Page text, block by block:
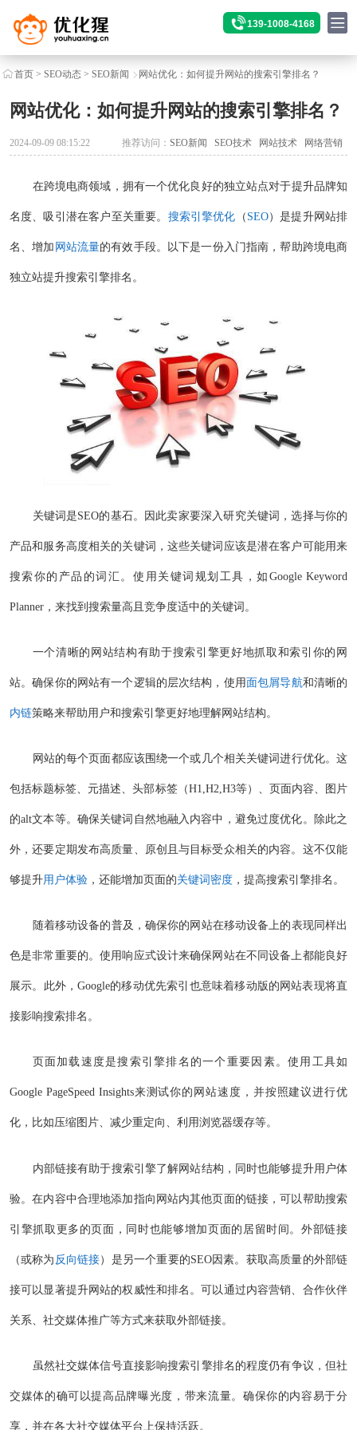
139-1008-4168
首页> SEO动态> SEO新闻 网站优化：如何提升网站的搜索引擎排名？
网站优化：如何提升网站的搜索引擎排名？
2024-09-09 08:15:22 推荐访问：SEO新闻 SEO技术 网站技术 网络营销
在跨境电商领域，拥有一个优化良好的独立站点对于提升品牌知
名度、吸引潜在客户至关重要。 搜索引擎优化 （SEO）是提升网站排
名、增加网站流量的有效手段。以下是一份入门指南，帮助跨境电商
独立站提升搜索引擎排名。
关键词是SEO的基石。因此卖家要深入研究关键词，选择与你的
产品和服务高度相关的关键词，这些关键词应该是潜在客户可能用来
搜索你的产品的词汇。使用关键词规划工具，如Google Keyword
Planner，来找到搜索量高且竞争度适中的关键词。
一个清晰的网站结构有助于搜索引擎更好地抓取和索引你的网
站。确保你的网站有一个逻辑的层次结构，使用面包屑导航和清晰的
内链策略来帮助用户和搜索引擎更好地理解网站结构。
网站的每个页面都应该围绕一个或几个相关关键词进行优化。这
包括标题标签、元描述、头部标签（H1,H2,H3等）、页面内容、图片
的alt文本等。确保关键词自然地融入内容中，避免过度优化。除此之
外，还要定期发布高质量、原创且与目标受众相关的内容。这不仅能
够提升用户体验，还能增加页面的关键词密度，提高搜索引擎排名。
随着移动设备的普及，确保你的网站在移动设备上的表现同样出
色是非常重要的。使用响应式设计来确保网站在不同设备上都能良好
展示。此外，Google的移动优先索引也意味着移动版的网站表现将直
接影响搜索排名。
页面加载速度是搜索引擎排名的一个重要因素。使用工具如
Google PageSpeed Insights来测试你的网站速度，并按照建议进行优
化，比如压缩图片、减少重定向、利用浏览器缓存等。
内部链接有助于搜索引擎了解网站结构，同时也能够提升用户体
验。在内容中合理地添加指向网站内其他页面的链接，可以帮助搜索
引擎抓取更多的页面，同时也能够增加页面的居留时间。外部链接
（或称为 反向链接）是另一个重要的SEO因素。获取高质量的外部链
接可以显著提升网站的权威性和排名。可以通过内容营销、合作伙伴
关系、社交媒体推广等方式来获取外部链接。
虽然社交媒体信号直接影响搜索引擎排名的程度仍有争议，但社
交媒体的确可以提高品牌曝光度，带来流量。确保你的内容易于分
享，并在各大社交媒体平台上保持活跃。